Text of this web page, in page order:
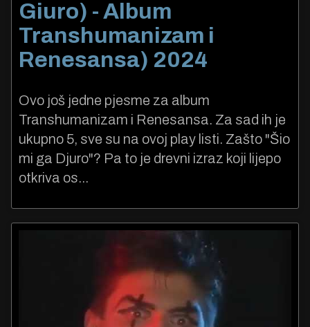
Giuro) - Album
Transhumanizam i
Renesansa) 2024
Ovo još jedne pjesme za album
Transhumanizam i Renesansa. Za sad ih je
ukupno 5, sve su na ovoj play listi. Zašto "Šio
mi ga Djuro"? Pa to je drevni izraz koji lijepo
otkriva os...